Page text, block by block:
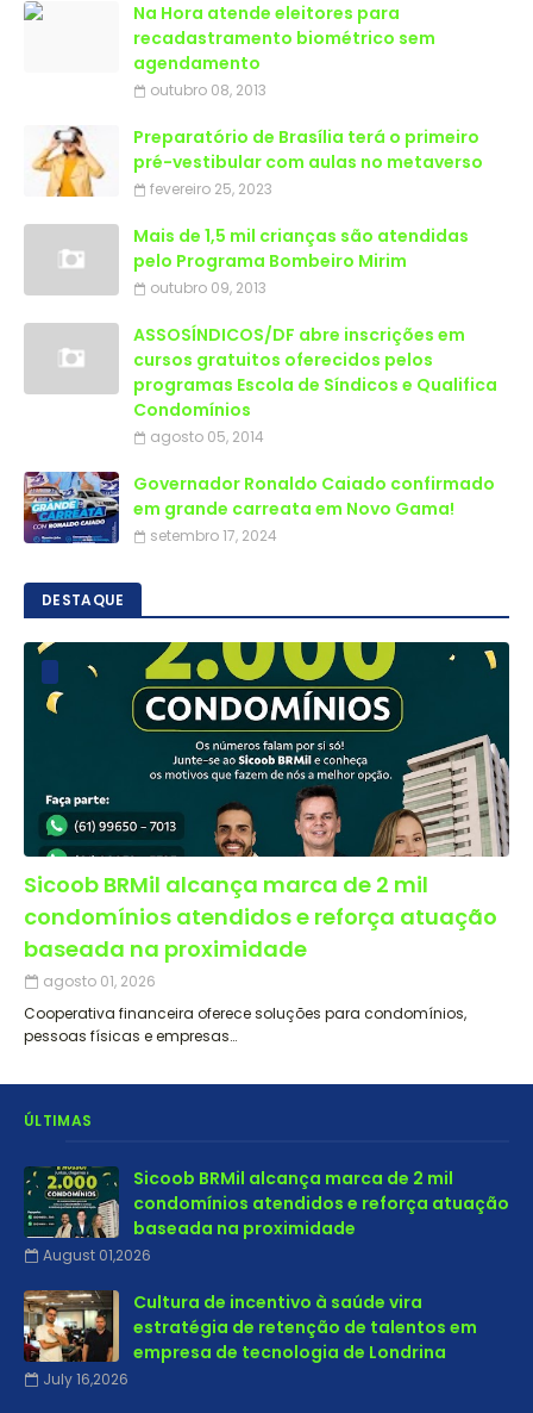
Na Hora atende eleitores para
recadastramento biométrico sem
agendamento
outubro 08, 2013
Preparatório de Brasília terá o primeiro
pré-vestibular com aulas no metaverso
fevereiro 25, 2023
Mais de 1,5 mil crianças são atendidas
outubro 09, 2013
ASSOSÍNDICOS/DF abre inscrições em
cursos gratuitos oferecidos pelos
programas Escola de Síndicos e Qualifica
Condomínios
agosto 05, 2014
Governador Ronaldo Caiado confirmado
em grande carreata em Novo Gama!
setembro 17, 2024
DESTAQUE
Sicoob BRMil alcança marca de 2 mil
condomínios atendidos e reforça atuação
baseada na proximidade
agosto 01, 2026
Cooperativa financeira oferece soluções para condomínios,
pessoas físicas e empresas…
ÚLTIMAS
Sicoob BRMil alcança marca de 2 mil
condomínios atendidos e reforça atuação
baseada na proximidade
August 01,2026
Cultura de incentivo à saúde vira
estratégia de retenção de talentos em
empresa de tecnologia de Londrina
July 16,2026